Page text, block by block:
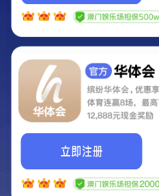
Hey
我们即
我们的网
它将是非